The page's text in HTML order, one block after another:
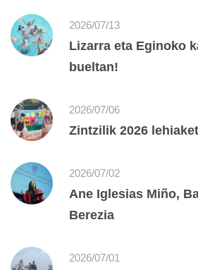
2026/07/13
Lizarra eta Eginoko
bueltan!
2026/07/06
Zintzilik 2026
2026/07/02
Ane Iglesias Miño,
Berezia
2026/07/01